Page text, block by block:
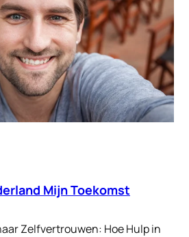
Mijn Toekomst
Zelfvertrouwen: Hoe Hulp in